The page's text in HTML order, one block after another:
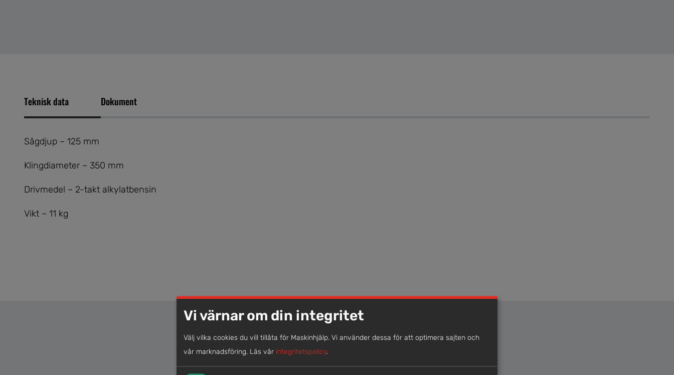
Teknisk data Dokument
Sågdjup – 125 mm
Klingdiameter – 350 mm
Drivmedel – 2-takt alkylatbensin
Vikt – 11 kg
Vi värnar om din integritet
Välj vilka cookies du vill tillåta för Maskinhjälp. Vi använder dessa för att optimera sajten och
vår marknadsföring. Läs vår integritetspolicy.